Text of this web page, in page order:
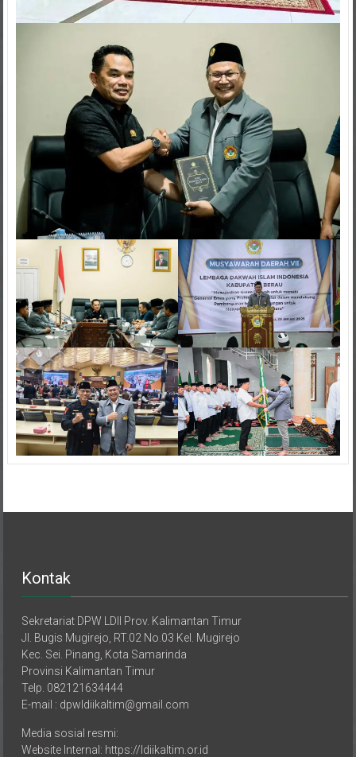
Kontak
Sekretariat DPW LDII Prov. Kalimantan Timur
Jl. Bugis Mugirejo, RT.02 No.03 Kel. Mugirejo
Kec. Sei. Pinang, Kota Samarinda
Provinsi Kalimantan Timur
Telp. 082121634444
E-mail : dpwldiikaltim@gmail.com
Media sosial resmi:
Website Internal: https://ldiikaltim.or.id